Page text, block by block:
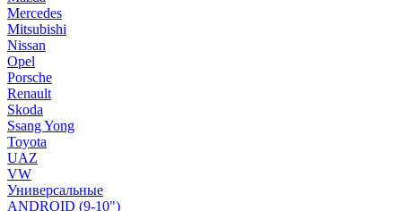
Mercedes
Mitsubishi
Nissan
Opel
Porsche
Renault
Skoda
Ssang Yong
Toyota
UAZ
VW
Универсальные
ANDROID (9-10")